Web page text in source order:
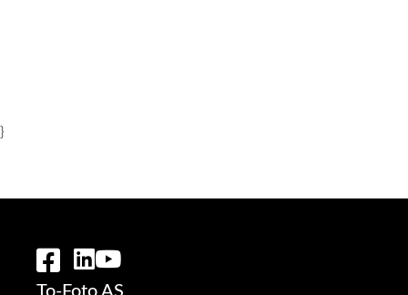
}
To-Foto AS